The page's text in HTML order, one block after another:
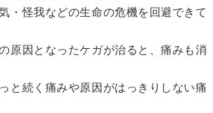
・怪我などの生命の危機を回避できて
原因となったケガが治ると、痛みも消
と続く痛みや原因がはっきりしない痛